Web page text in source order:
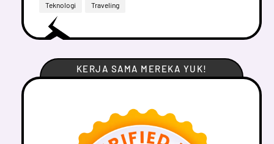
Teknologi Traveling
KERJA SAMA MEREKA YUK!